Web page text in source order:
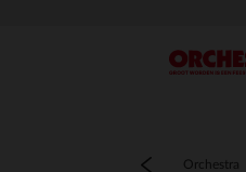
menu
Orchestra